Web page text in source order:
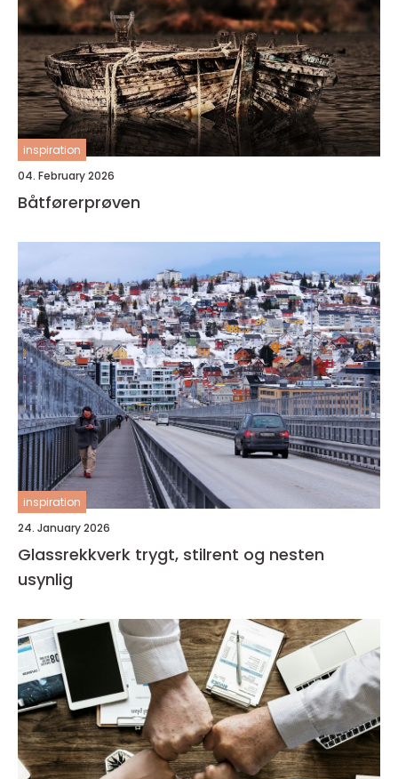
inspiration
04. February 2026
Båtførerprøven
inspiration
24. January 2026
Glassrekkverk trygt, stilrent og nesten
usynlig